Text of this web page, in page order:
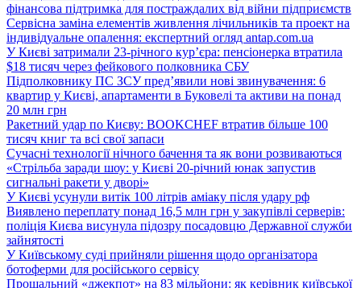
фінансова підтримка для постраждалих від війни підприємств
Сервісна заміна елементів живлення лічильників та проект на
індивідуальне опалення: експертний огляд antap.com.ua
У Києві затримали 23-річного кур’єра: пенсіонерка втратила
$18 тисяч через фейкового полковника СБУ
Підполковнику ПС ЗСУ пред’явили нові звинувачення: 6
квартир у Києві, апартаменти в Буковелі та активи на понад
20 млн грн
Ракетний удар по Києву: BOOKCHEF втратив більше 100
тисяч книг та всі свої запаси
Сучасні технології нічного бачення та як вони розвиваються
«Стрільба заради шоу: у Києві 20-річний юнак запустив
сигнальні ракети у дворі»
У Києві усунули витік 100 літрів аміаку після удару рф
Виявлено переплату понад 16,5 млн грн у закупівлі серверів:
поліція Києва висунула підозру посадовцю Державної служби
зайнятості
У Київському суді прийняли рішення щодо організатора
ботоферми для російського сервісу
Прощальний «джекпот» на 83 мільйони: як керівник київської